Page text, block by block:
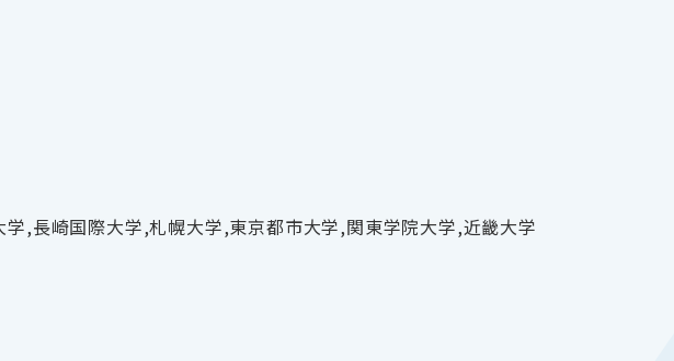
,長崎国際大学,札幌大学,東京都市大学,関東学院大学,近畿大学